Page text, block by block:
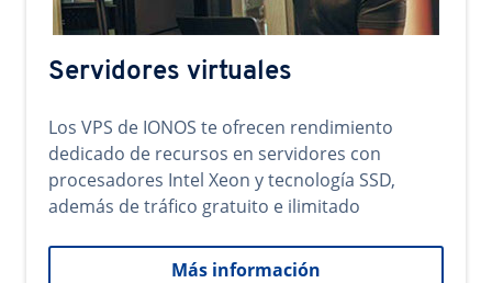
Servidores virtuales
Los VPS de IONOS te ofrecen rendimiento
dedicado de recursos en servidores con
procesadores Intel Xeon y tecnología SSD,
además de tráfico gratuito e ilimitado
Más información